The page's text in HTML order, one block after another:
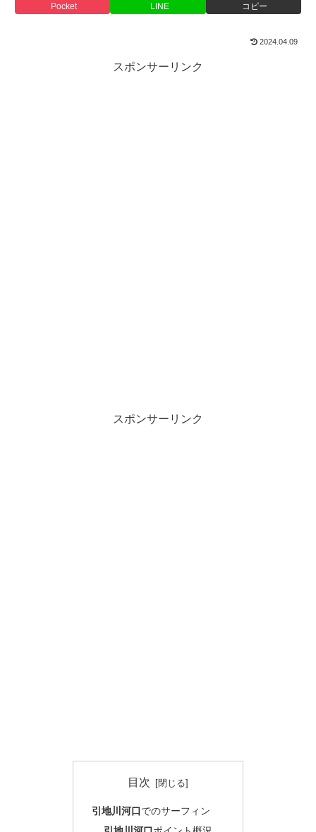
Pocket LINE コピー
2024.04.09
スポンサーリンク
スポンサーリンク
目次
引地川河口でのサーフィン